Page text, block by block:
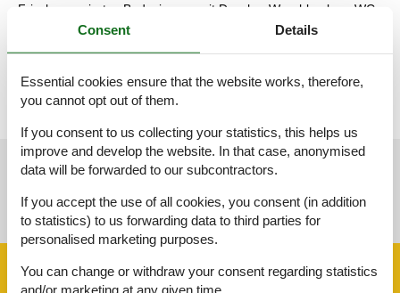
Frisch renoviertes Badezimmer mit Dusche, Waschbecken, WC
und Heizstrahler. Separate Küche mit 3-Platten-Herd,
Internetanschluss. Haustiere sind nicht erlaubt!
See the course of the sun around the object 😎
Facilities
Consent Details
Essential cookies ensure that the website works, therefore,
you cannot opt out of them.
If you consent to us collecting your statistics, this helps us
improve and develop the website. In that case, anonymised
data will be forwarded to our subcontractors.
If you accept the use of all cookies, you consent (in addition
to statistics) to us forwarding data to third parties for
personalised marketing purposes.
You can change or withdraw your consent regarding statistics
and/or marketing at any given time.